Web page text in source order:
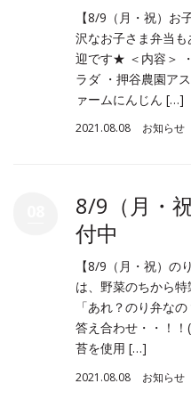
【8/9（月・祝）お
沢なお子さま弁当
迎です★ ＜内容＞
ラダ ・押谷農園ア
ァームにんじん […]
2021.08.08 お知らせ
8/9（月・
付中
【8/9（月・祝）の
は、野菜のちから
「あれ？のり弁な
答え合わせ・・！
苔を使用 […]
2021.08.08 お知らせ